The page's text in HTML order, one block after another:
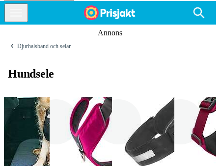
Annons
Djurhalsband och selar
Hundsele
Trixie
Copenhagen
Julius K - 9